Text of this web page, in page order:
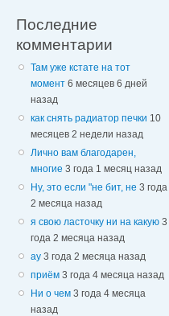
Последние
комментарии
Там уже кстате на тот
момент 6 месяцев 6 дней
назад
как снять радиатор печки 10
месяцев 2 недели назад
Лично вам благодарен,
многие 3 года 1 месяц назад
Ну, это если "не бит, не 3 года
2 месяца назад
я свою ласточку ни на какую 3
года 2 месяца назад
ау 3 года 2 месяца назад
приём 3 года 4 месяца назад
Ни о чем 3 года 4 месяца
назад